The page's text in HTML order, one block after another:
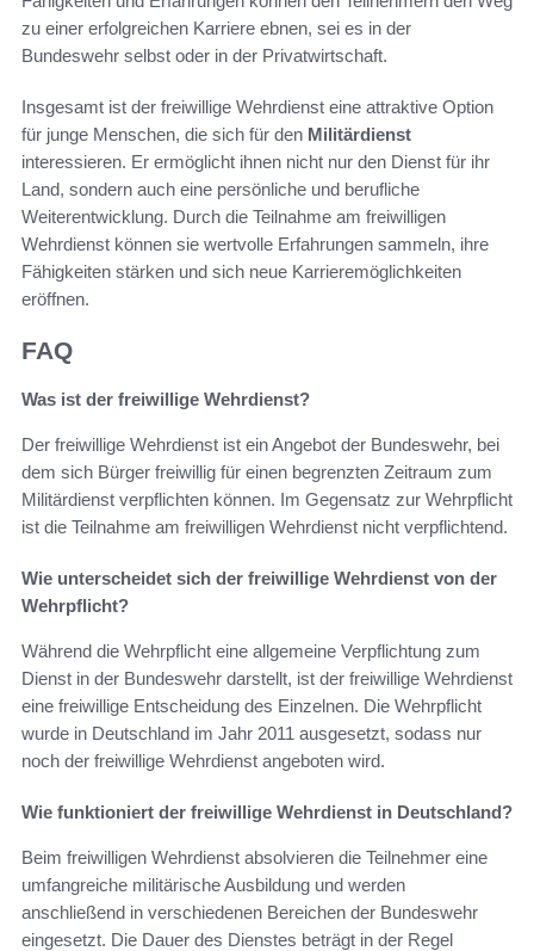
zu einer erfolgreichen Karriere ebnen, sei es in der
Bundeswehr selbst oder in der Privatwirtschaft.
Insgesamt ist der freiwillige Wehrdienst eine attraktive Option
für junge Menschen, die sich für den Militärdienst
interessieren. Er ermöglicht ihnen nicht nur den Dienst für ihr
Land, sondern auch eine persönliche und berufliche
Weiterentwicklung. Durch die Teilnahme am freiwilligen
Wehrdienst können sie wertvolle Erfahrungen sammeln, ihre
Fähigkeiten stärken und sich neue Karrieremöglichkeiten
eröffnen.
FAQ
Was ist der freiwillige Wehrdienst?
Der freiwillige Wehrdienst ist ein Angebot der Bundeswehr, bei
dem sich Bürger freiwillig für einen begrenzten Zeitraum zum
Militärdienst verpflichten können. Im Gegensatz zur Wehrpflicht
ist die Teilnahme am freiwilligen Wehrdienst nicht verpflichtend.
Wie unterscheidet sich der freiwillige Wehrdienst von der
Wehrpflicht?
Während die Wehrpflicht eine allgemeine Verpflichtung zum
Dienst in der Bundeswehr darstellt, ist der freiwillige Wehrdienst
eine freiwillige Entscheidung des Einzelnen. Die Wehrpflicht
wurde in Deutschland im Jahr 2011 ausgesetzt, sodass nur
noch der freiwillige Wehrdienst angeboten wird.
Wie funktioniert der freiwillige Wehrdienst in Deutschland?
Beim freiwilligen Wehrdienst absolvieren die Teilnehmer eine
umfangreiche militärische Ausbildung und werden
anschließend in verschiedenen Bereichen der Bundeswehr
eingesetzt. Die Dauer des Dienstes beträgt in der Regel